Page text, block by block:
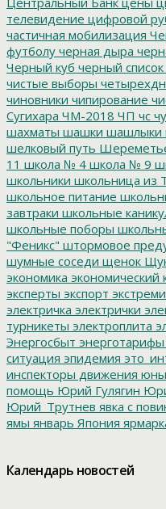
телевидение цифровой
частичная мобилизация
футболу черная дыра
Черный куб черный список
чистые выборы
чиновники чипирование
Сугихара ЧМ-2018 ЧП чс
шахматы шашки шашлыки
шелковый путь
11 школа № 4 школа № 9
школьники школьница из
школьное питание
завтраки школьные
школьные поборы
"Феникс" штормовое
шумные соседи щенок
экономика экономический
эксперты экспорт
электричка электрички
турникеты электроплита
Энергосбыт энерготарифы
ситуация эпидемия
инспекторы движения
помощь Юрий Гулягин
Юрий_Трутнев явка с
ямы январь Япония
Календарь новостей